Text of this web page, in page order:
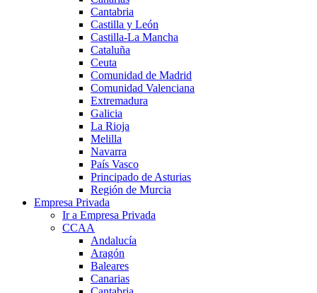
Cantabria
Castilla y León
Castilla-La Mancha
Cataluña
Ceuta
Comunidad de Madrid
Comunidad Valenciana
Extremadura
Galicia
La Rioja
Melilla
Navarra
País Vasco
Principado de Asturias
Región de Murcia
Empresa Privada
Ir a Empresa Privada
CCAA
Andalucía
Aragón
Baleares
Canarias